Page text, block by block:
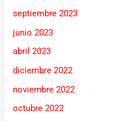
septiembre 2023
junio 2023
abril 2023
diciembre 2022
noviembre 2022
octubre 2022